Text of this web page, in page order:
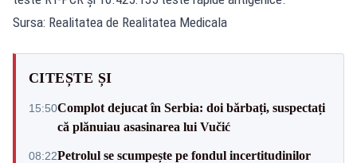
Sursa: Realitatea de Realitatea Medicala
CITEȘTE ȘI
15:50Complot dejucat în Serbia: doi bărbați, suspectați
că plănuiau asasinarea lui Vučić
08:22Petrolul se scumpește pe fondul incertitudinilor